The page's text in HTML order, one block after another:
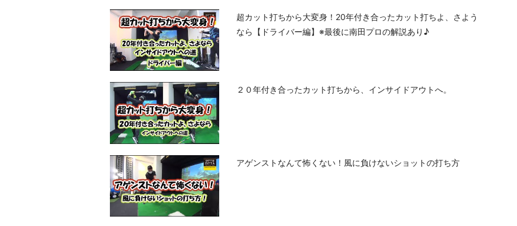
超カット打ちから大変身！20年付き合ったカット打ちよ、さよう
なら【ドライバー編】※最後に南田プロの解説あり♪
２０年付き合ったカット打ちから、インサイドアウトへ。
アゲンストなんて怖くない！風に負けないショットの打ち方